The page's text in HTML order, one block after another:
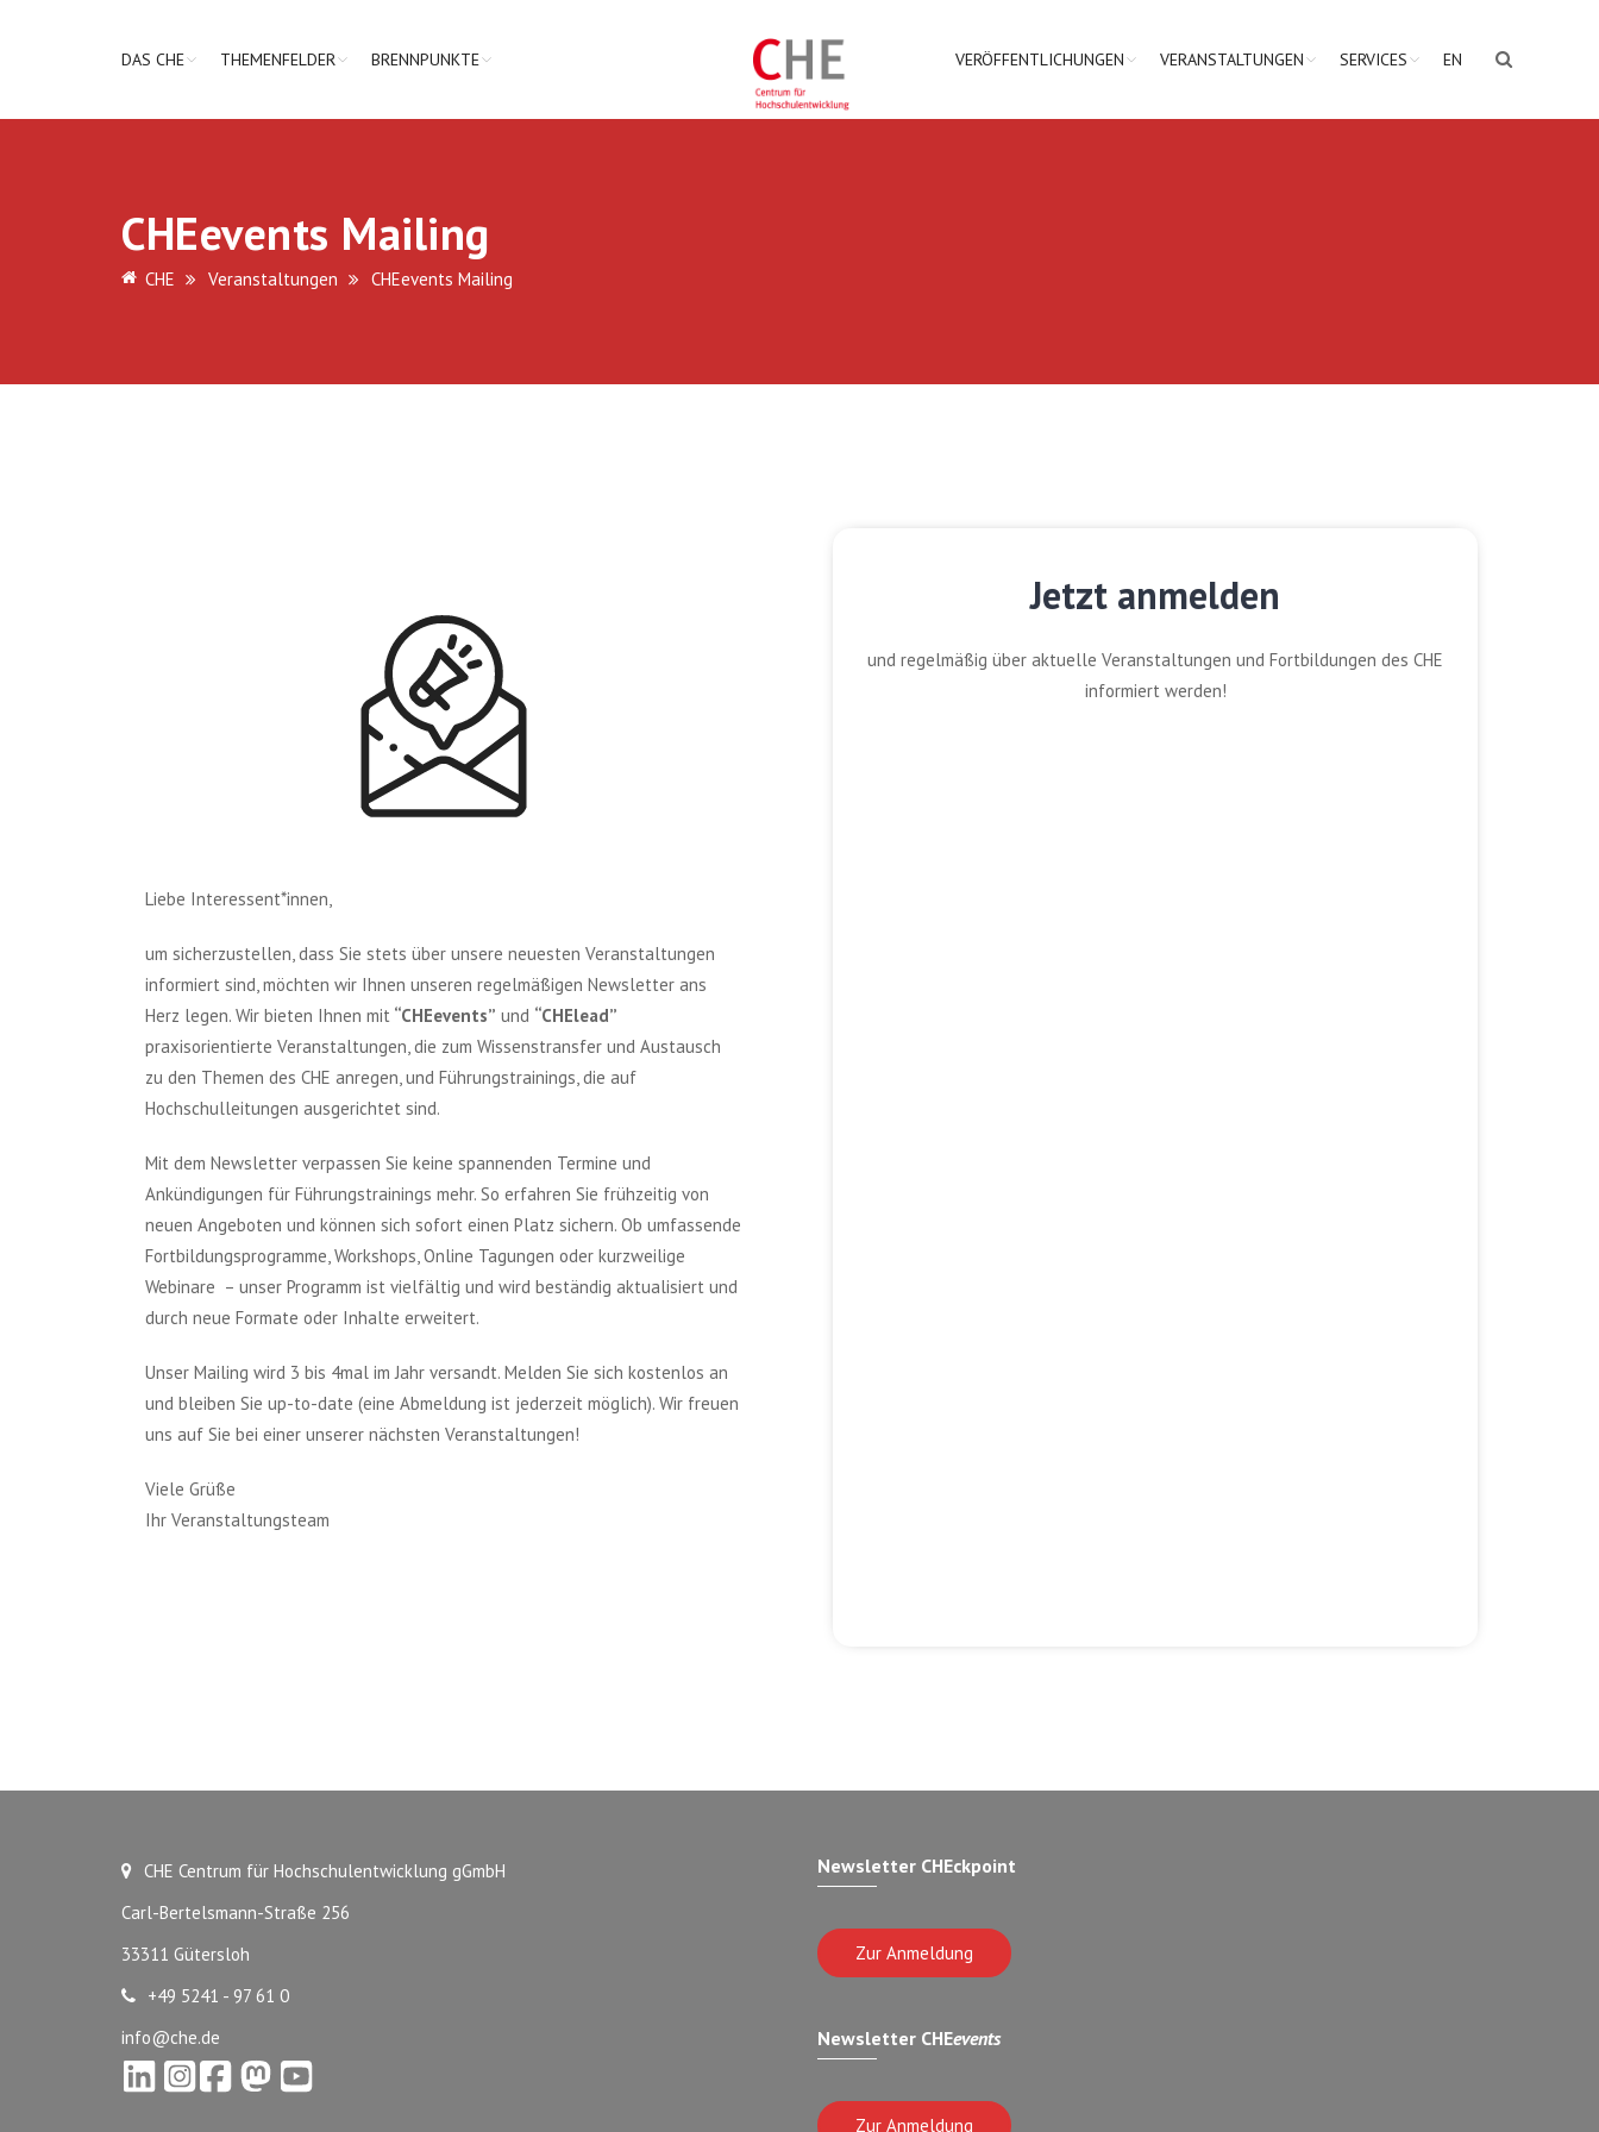
DAS CHE THEMENFELDER BRENNPUNKTE VERÖFFENTLICHUNGEN VERANSTALTUNGEN SERVICES EN
CHEevents Mailing
CHE Veranstaltungen CHEevents Mailing
Liebe Interessent*innen,
um sicherzustellen, dass Sie stets über unsere neuesten Veranstaltungen
informiert sind, möchten wir Ihnen unseren regelmäßigen Newsletter ans
Herz legen. Wir bieten Ihnen mit “CHEevents” und “CHElead”
praxisorientierte Veranstaltungen, die zum Wissenstransfer und Austausch
zu den Themen des CHE anregen, und Führungstrainings, die auf
Hochschulleitungen ausgerichtet sind.
Mit dem Newsletter verpassen Sie keine spannenden Termine und
Ankündigungen für Führungstrainings mehr. So erfahren Sie frühzeitig von
neuen Angeboten und können sich sofort einen Platz sichern. Ob umfassende
Fortbildungsprogramme, Workshops, Online Tagungen oder kurzweilige
Webinare – unser Programm ist vielfältig und wird beständig aktualisiert und
durch neue Formate oder Inhalte erweitert.
Unser Mailing wird 3 bis 4mal im Jahr versandt. Melden Sie sich kostenlos an
und bleiben Sie up-to-date (eine Abmeldung ist jederzeit möglich). Wir freuen
uns auf Sie bei einer unserer nächsten Veranstaltungen!
Viele Grüße
Ihr Veranstaltungsteam
Jetzt anmelden
und regelmäßig über aktuelle Veranstaltungen und Fortbildungen des CHE
informiert werden!
CHE Centrum für Hochschulentwicklung gGmbH
Carl-Bertelsmann-Straße 256
33311 Gütersloh
+49 5241 - 97 61 0
info@che.de
Newsletter CHEckpoint
Zur Anmeldung
Newsletter CHEevents
Zur Anmeldung